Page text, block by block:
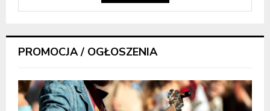
PROMOCJA / OGŁOSZENIA